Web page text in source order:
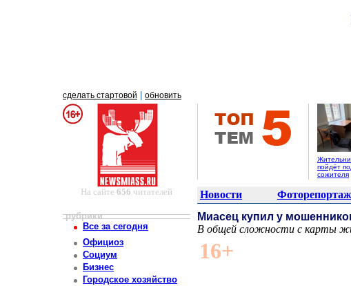
сделать стартовой обновить
пойдёт
сожителя
На сайте 656 читателей Новости Фоторепортаж
рубрики
Все за сегодня
Официоз
Социум
Бизнес
Городское хозяйство
Миасец купил у
В общей сложности с карты
16+